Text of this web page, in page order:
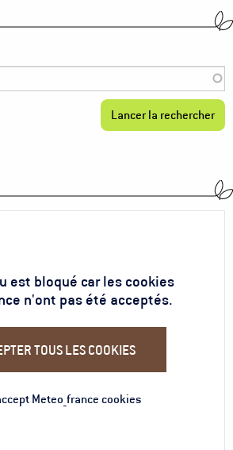
est bloqué car les cookies
n'ont pas été acceptés.
TOUS LES COOKIES
Meteo_france cookies